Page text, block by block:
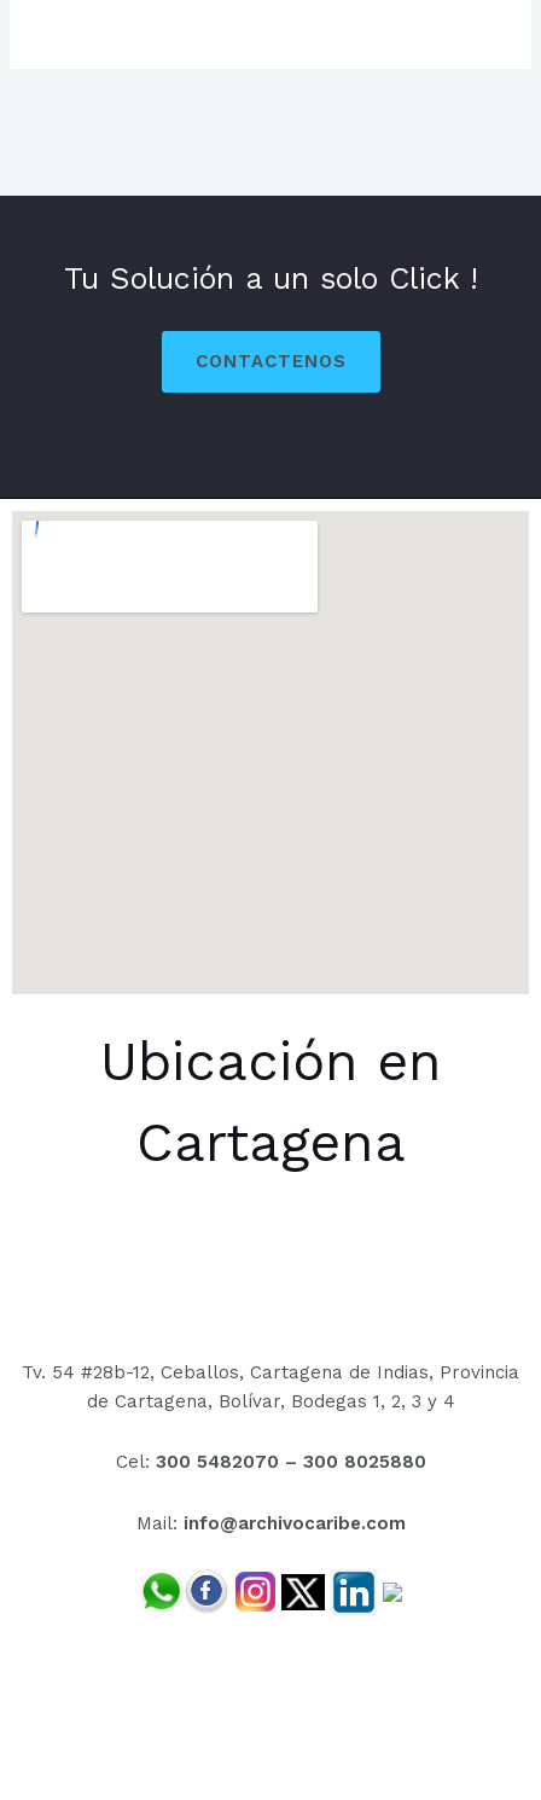
Tu Solución a un solo Click !
CONTACTENOS
Ubicación en
Cartagena
Tv. 54 #28b-12, Ceballos, Cartagena de Indias, Provincia
de Cartagena, Bolívar, Bodegas 1, 2, 3 y 4
Cel: 300 5482070 – 300 8025880
Mail: info@archivocaribe.com